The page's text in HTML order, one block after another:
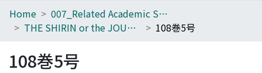
Home
Browse
Home
007_Related Academic Societies
THE SHIRIN or the JOURNAL OF HISTORY
108巻5号
108巻5号